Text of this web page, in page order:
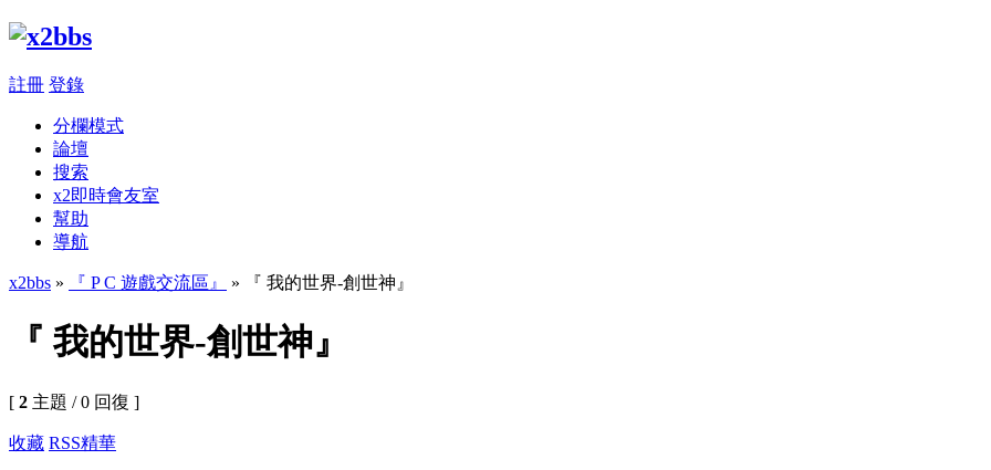
註冊 登錄
分欄模式
論壇
搜索
x2即時會友室
幫助
導航
x2bbs » 『 P C 遊戲交流區』 » 『 我的世界-創世神』
『 我的世界-創世神』
[ 2 主題 / 0 回復 ]
收藏 RSS精華